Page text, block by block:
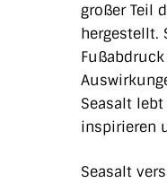
großer Teil
hergestellt.
Seasalt
inspirieren
Seasalt